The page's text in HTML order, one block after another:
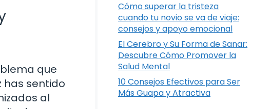
que
has sentido
al
Cómo superar la tristeza
cuando tu novio se va de viaje:
consejos y apoyo emocional
El Cerebro y Su Forma de Sanar:
Descubre Cómo Promover la
Salud Mental
10 Consejos Efectivos para Ser
Más Guapa y Atractiva